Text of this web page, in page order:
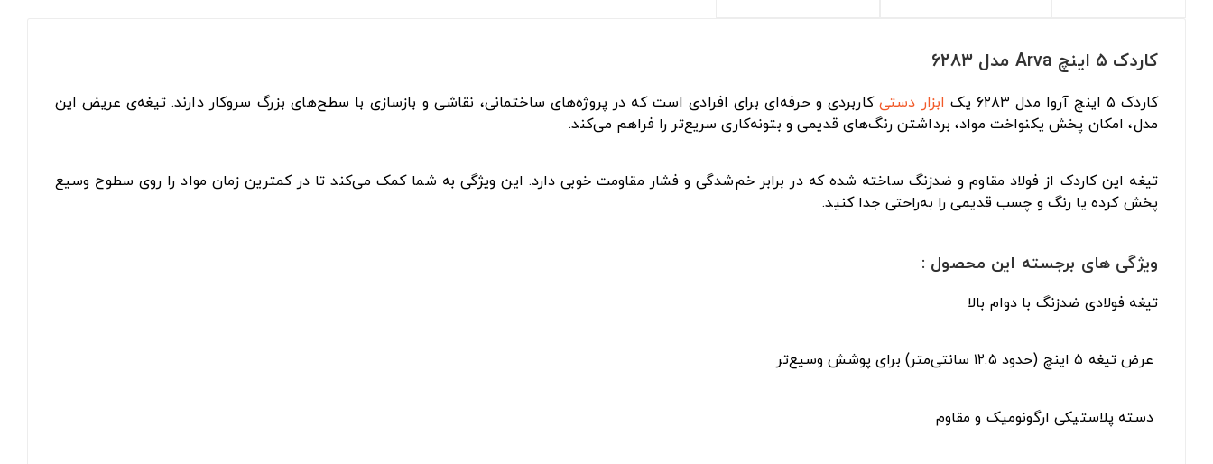
کاردک ۵ اینچ Arva مدل ۶۲۸۳
کاردک ۵ اینچ آروا مدل ۶۲۸۳ یک ابزار دستی کاربردی و حرفه‌ای برای افرادی است که در پروژه‌های ساختمانی، نقاشی و بازسازی با سطح‌های بزرگ سروکار دارند. تیغه‌ی عریض این
مدل، امکان پخش یکنواخت مواد، برداشتن رنگ‌های قدیمی و بتونه‌کاری سریع‌تر را فراهم می‌کند.
تیغه این کاردک از فولاد مقاوم و ضدزنگ ساخته شده که در برابر خم‌شدگی و فشار مقاومت خوبی دارد. این ویژگی به شما کمک می‌کند تا در کمترین زمان مواد را روی سطوح وسیع
پخش کرده یا رنگ و چسب قدیمی را به‌راحتی جدا کنید.
ویژگی های برجسته این محصول :
تیغه فولادی ضدزنگ با دوام بالا
عرض تیغه ۵ اینچ (حدود ۱۲.۵ سانتی‌متر) برای پوشش وسیع‌تر
دسته پلاستیکی ارگونومیک و مقاوم